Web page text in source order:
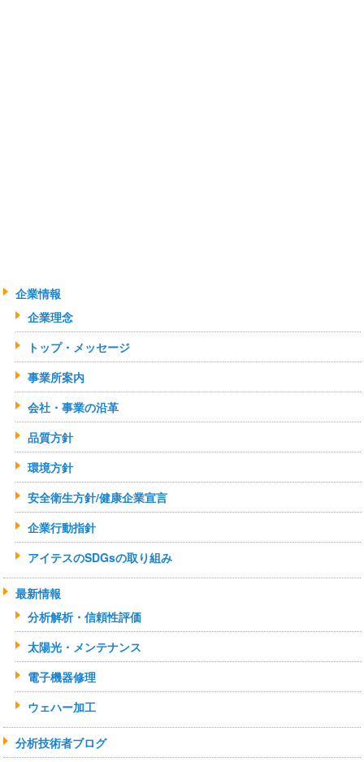
企業情報
企業理念
トップ・メッセージ
事業所案内
会社・事業の沿革
品質方針
環境方針
安全衛生方針/健康企業宣言
企業行動指針
アイテスのSDGsの取り組み
最新情報
分析解析・信頼性評価
太陽光・メンテナンス
電子機器修理
ウェハー加工
分析技術者ブログ